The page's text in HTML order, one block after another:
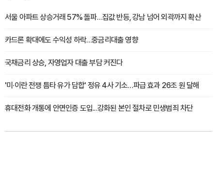
서울 아파트 상승거래 57% 돌파…집값 반등, 강남 넘어 외곽까지 확산
카드론 확대에도 수익성 하락…중금리대출 영향
국채금리 상승, 자영업자 대출 부담 커진다
'미·이란 전쟁 틈타 유가 담합' 정유 4사 기소…파급 효과 26조 원 달해
휴대전화 개통에 안면인증 도입...강화된 본인 절차로 민생범죄 차단